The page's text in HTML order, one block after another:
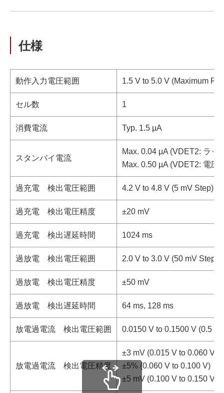
仕様
動作入力電圧範囲 1.5 V to 5.0 V (Maximum
セル数 1
消費電流 Typ. 1.5 µA
スタンバイ電流
Max. 0.04 µA (VDET2: ラッ
Max. 0.50 µA (VDET2: 電圧
過充電 検出電圧範囲 4.2 V to 4.8 V (5 mV Step)
過充電 検出電圧精度 ±20 mV
過充電 検出遅延時間 1024 ms
過放電 検出電圧範囲 2.0 V to 3.0 V (50 mV Step)
過放電 検出電圧精度 ±50 mV
過放電 検出遅延時間 64 ms, 128 ms
放電過電流 検出電圧範囲 0.0150 V to 0.1500 V (0.5
放電過電流 検出電圧精度
±3 mV (0.015 V to 0.060 V)
±5% (0.060 V to 0.100 V)
±5 mV (0.100 V to 0.150 V)